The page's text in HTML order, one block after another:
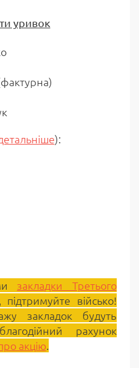
уривок
):
закладки Третього
, підтримуйте військо!
закладок будуть
рахунок
акцію.